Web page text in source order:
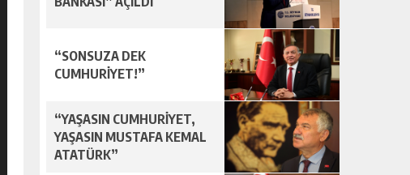
“SONSUZA DEK
CUMHURİYET!”
“YAŞASIN CUMHURİYET,
YAŞASIN MUSTAFA KEMAL
ATATÜRK”